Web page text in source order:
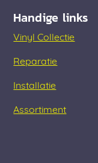
Handige links
Vinyl Collectie
Reparatie
Installatie
Assortiment